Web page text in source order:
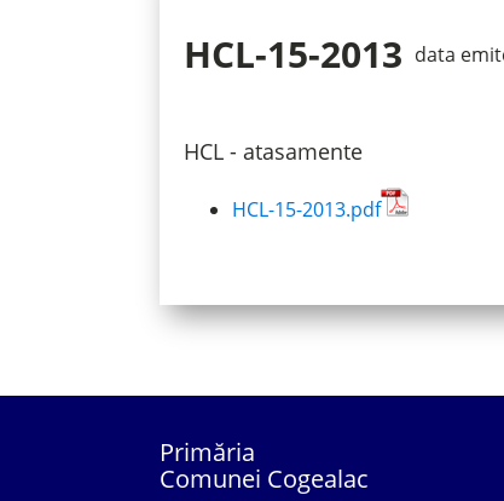
HCL-15-2013 data
HCL - atasamente
HCL-15-2013.pdf
Primăria
Comunei Cogealac